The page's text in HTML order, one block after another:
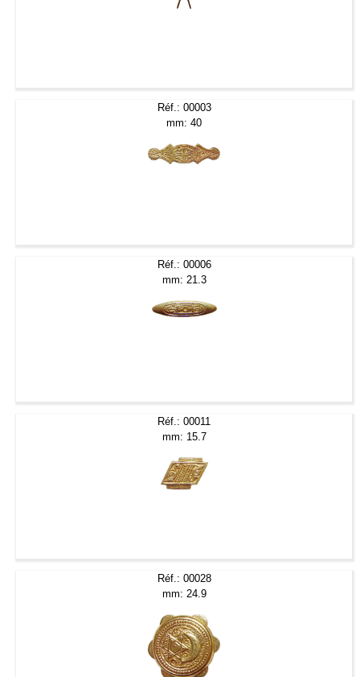
Réf.: 00003
mm: 40
Réf.: 00006
mm: 21.3
Réf.: 00011
mm: 15.7
Réf.: 00028
mm: 24.9